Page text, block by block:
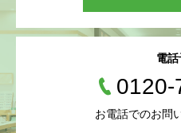
電
0120-
お電話でのお問